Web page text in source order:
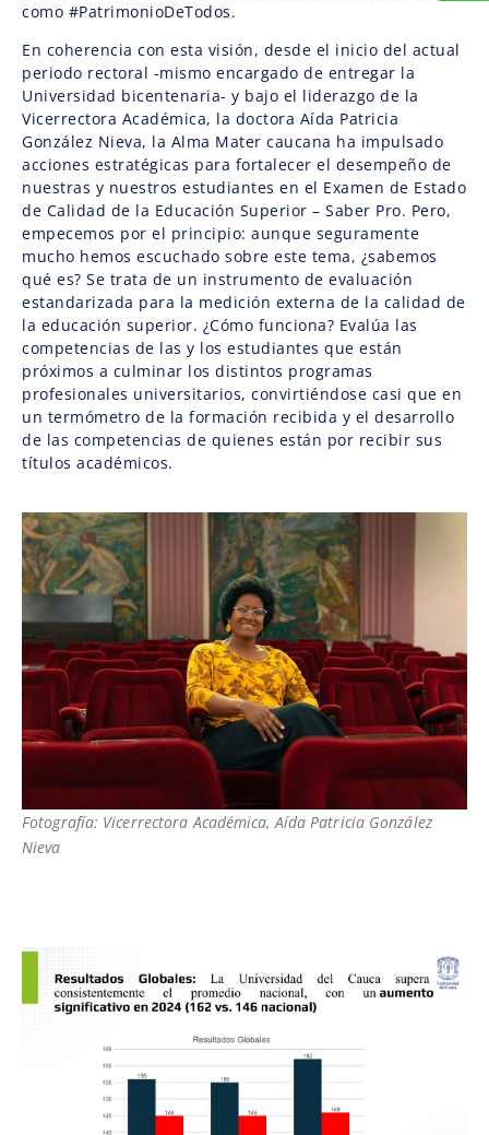
como #PatrimonioDeTodos.
En coherencia con esta visión, desde el inicio del actual
periodo rectoral -mismo encargado de entregar la
Universidad bicentenaria- y bajo el liderazgo de la
Vicerrectora Académica, la doctora Aída Patricia
González Nieva, la Alma Mater caucana ha impulsado
acciones estratégicas para fortalecer el desempeño de
nuestras y nuestros estudiantes en el Examen de Estado
de Calidad de la Educación Superior – Saber Pro. Pero,
empecemos por el principio: aunque seguramente
mucho hemos escuchado sobre este tema, ¿sabemos
qué es? Se trata de un instrumento de evaluación
estandarizada para la medición externa de la calidad de
la educación superior. ¿Cómo funciona? Evalúa las
competencias de las y los estudiantes que están
próximos a culminar los distintos programas
profesionales universitarios, convirtiéndose casi que en
un termómetro de la formación recibida y el desarrollo
de las competencias de quienes están por recibir sus
títulos académicos.
Fotografía: Vicerrectora Académica, Aída Patricia González
Nieva